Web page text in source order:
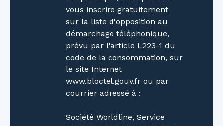
voiture. Honoraires à la charge du vendeur.
Dans une copropriété de 54 lots. Aucune
procédure n'est en cours. Classe énergie C,
Classe climat B Montant moyen estimé des
dépenses annuelles d'énergie pour un usage
standard, établi à partir des prix de l'énergie
de l'année 2023 : entre 960. 00 et 1360. 00 €.
Les informations sur les risques auxquels ce
Géorisques : georisques. gouv. fr. Contactez-
vous inscrire gratuitement
sur la liste d'opposition au
démarchage téléphonique,
prévu par l'article L223-1 du
code de la consommation, sur
le site Internet
www.bloctel.gouv.fr ou par
courrier adressé à :
Société Worldline, Service